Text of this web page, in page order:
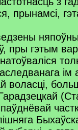
прынамсі,
няпоўны
пры гэтым
ім
воласці,